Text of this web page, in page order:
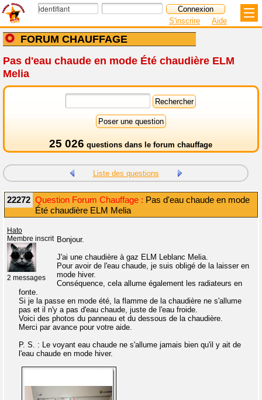
FORUM CHAUFFAGE
S'inscrire Aide
Pas d'eau chaude en mode Été chaudière ELM
Melia
25 026 questions dans le forum chauffage
Liste des questions
22272 Question Forum Chauffage : Pas d'eau chaude en mode
Été chaudière ELM Melia
Hato
Membre inscrit
2 messages
Bonjour.
J'ai une chaudière à gaz ELM Leblanc Melia.
Pour avoir de l'eau chaude, je suis obligé de la laisser en
mode hiver.
Conséquence, cela allume également les radiateurs en
fonte.
Si je la passe en mode été, la flamme de la chaudière ne s'allume
pas et il n'y a pas d'eau chaude, juste de l'eau froide.
Voici des photos du panneau et du dessous de la chaudière.
Merci par avance pour votre aide.
P. S. : Le voyant eau chaude ne s'allume jamais bien qu'il y ait de
l'eau chaude en mode hiver.